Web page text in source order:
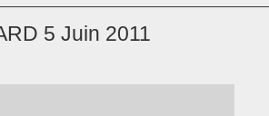
5 Juin 2011